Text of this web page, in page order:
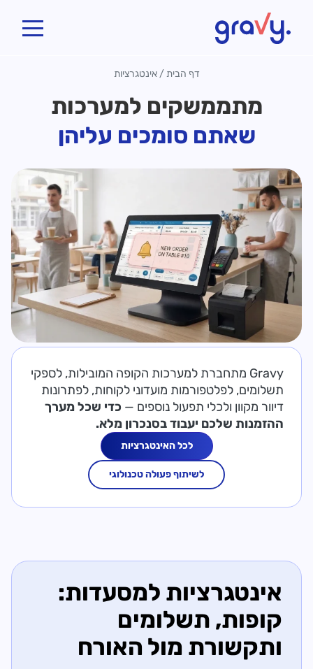
דף הבית/אינטגרציות
מתממשקים למערכות
שאתם סומכים עליהן
Gravy מתחברת למערכות הקופה המובילות, לספקי
תשלומים, לפלטפורמות מועדוני לקוחות, לפתרונות
דיוור מקוון ולכלי תפעול נוספים — כדי שכל מערך
ההזמנות שלכם יעבוד בסנכרון מלא.
לכל האינטגרציות
לשיתוף פעולה טכנולוגי
אינטגרציות למסעדות:
קופות, תשלומים
ותקשורת מול האורח